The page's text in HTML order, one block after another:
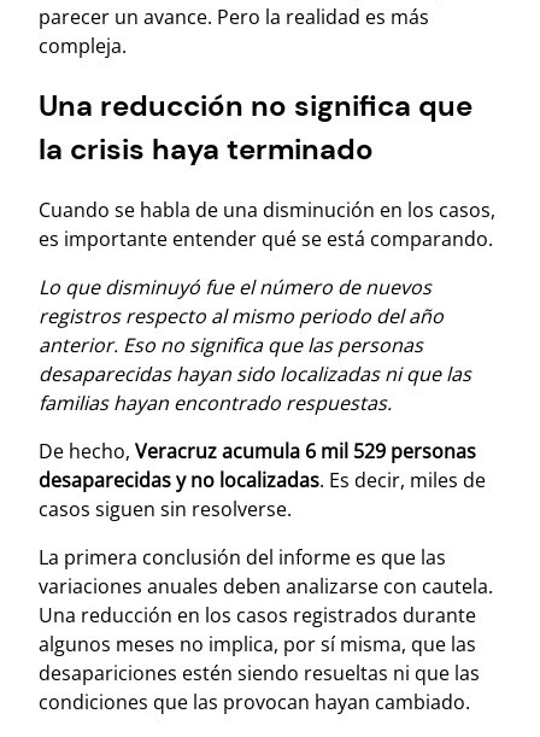
parecer un avance. Pero la realidad es más
compleja.
Una reducción no significa que
la crisis haya terminado
Cuando se habla de una disminución en los casos,
es importante entender qué se está comparando.
Lo que disminuyó fue el número de nuevos
registros respecto al mismo periodo del año
anterior. Eso no significa que las personas
desaparecidas hayan sido localizadas ni que las
familias hayan encontrado respuestas.
De hecho, Veracruz acumula 6 mil 529 personas
desaparecidas y no localizadas. Es decir, miles de
casos siguen sin resolverse.
La primera conclusión del informe es que las
variaciones anuales deben analizarse con cautela.
Una reducción en los casos registrados durante
algunos meses no implica, por sí misma, que las
desapariciones estén siendo resueltas ni que las
condiciones que las provocan hayan cambiado.